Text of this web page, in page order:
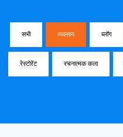
सभी व्यवसाय ब्लॉग
रेस्टोरेंट रचनात्मक कला